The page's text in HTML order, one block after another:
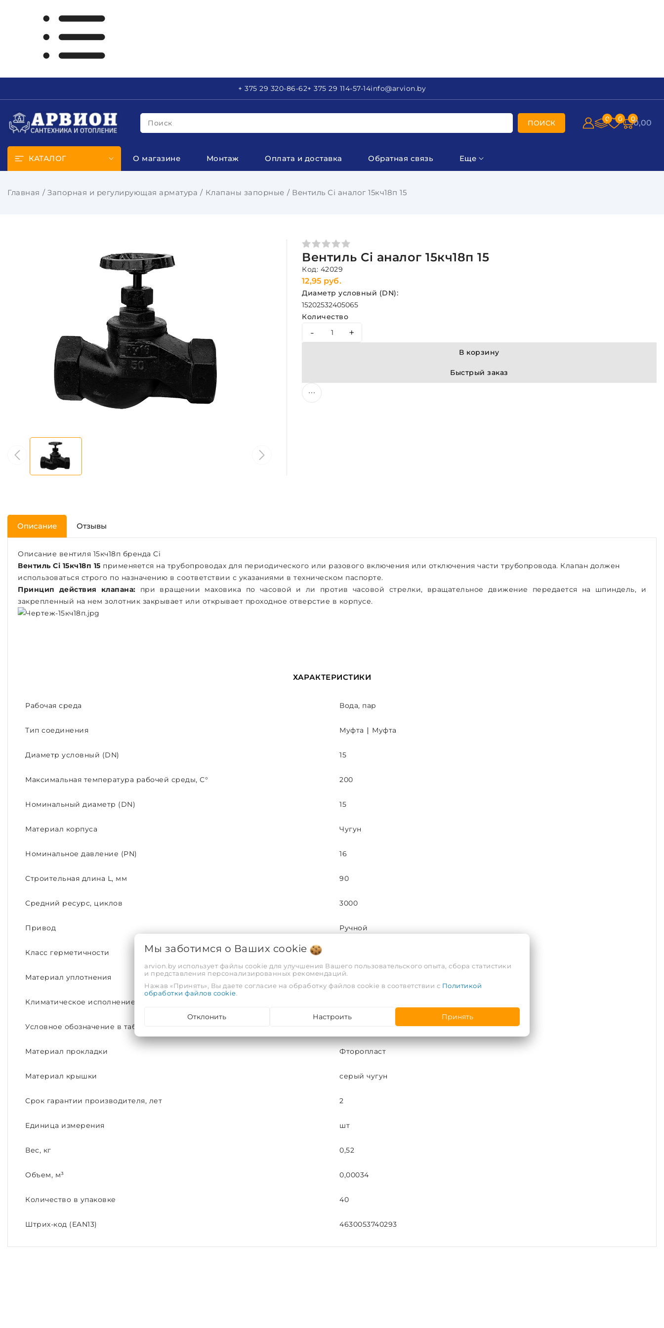
+ 375 29 320-86-62+ 375 29 114-57-14info@arvion.by
Поиск ПОИСК 0 0 00,00
КАТАЛОГ О магазине Монтаж Оплата и доставка Обратная связь Еще
Главная Запорная и регулирующая арматура Клапаны запорные Вентиль Сi аналог 15кч18п 15
Вентиль Сi аналог 15кч18п 15
Код: 42029
12,95 руб.
Диаметр условный (DN):
15202532405065
Количество
- +
В корзину
Быстрый заказ
Описание Отзывы
Описание вентиля 15кч18п бренда Ci
Вентиль Ci 15кч18п 15 применяется на трубопроводах для периодического или разового включения или отключения части трубопровода. Клапан должен
использоваться строго по назначению в соответствии с указаниями в техническом паспорте.
Принцип действия клапана: при вращении маховика по часовой и ли против часовой стрелки, вращательное движение передается на шпиндель, и
закрепленный на нем золотник закрывает или открывает проходное отверстие в корпусе.
ХАРАКТЕРИСТИКИ
Рабочая среда Вода, пар
Тип соединения Муфта ∣ Муфта
Диаметр условный (DN) 15
Максимальная температура рабочей среды, С° 200
Номинальный диаметр (DN) 15
Материал корпуса Чугун
Номинальное давление (PN) 16
Строительная длина L, мм 90
Средний ресурс, циклов 3000
Привод Ручной
Класс герметичности
Материал уплотнения Фторопласт
Климатическое исполнение
Условное обозначение в таблице фигур
Материал прокладки Фторопласт
Материал крышки серый чугун
Срок гарантии производителя, лет 2
Единица измерения шт
Вес, кг 0,52
Объем, м³ 0,00034
Количество в упаковке 40
Штрих-код (EAN13) 4630053740293
Мы заботимся о Ваших cookie
arvion.by использует файлы cookie для улучшения Вашего пользовательского опыта, сбора статистики
и представления персонализированных рекомендаций.
Нажав «Принять», Вы даете согласие на обработку файлов cookie в соответствии с Политикой
обработки файлов cookie.
Отклонить Настроить Принять